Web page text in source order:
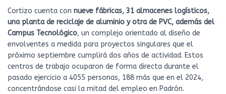
Cortizo cuenta con nueve fábricas, 31 almacenes logísticos,
una planta de reciclaje de aluminio y otra de PVC, además del
Campus Tecnológico, un complejo orientado al diseño de
envolventes a medida para proyectos singulares que el
próximo septiembre cumplirá dos años de actividad. Estos
centros de trabajo ocuparon de forma directa durante el
pasado ejercicio a 4055 personas, 188 más que en el 2024,
concentrándose casi la mitad del empleo en Padrón.